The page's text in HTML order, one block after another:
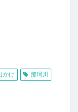
かけ
那珂川